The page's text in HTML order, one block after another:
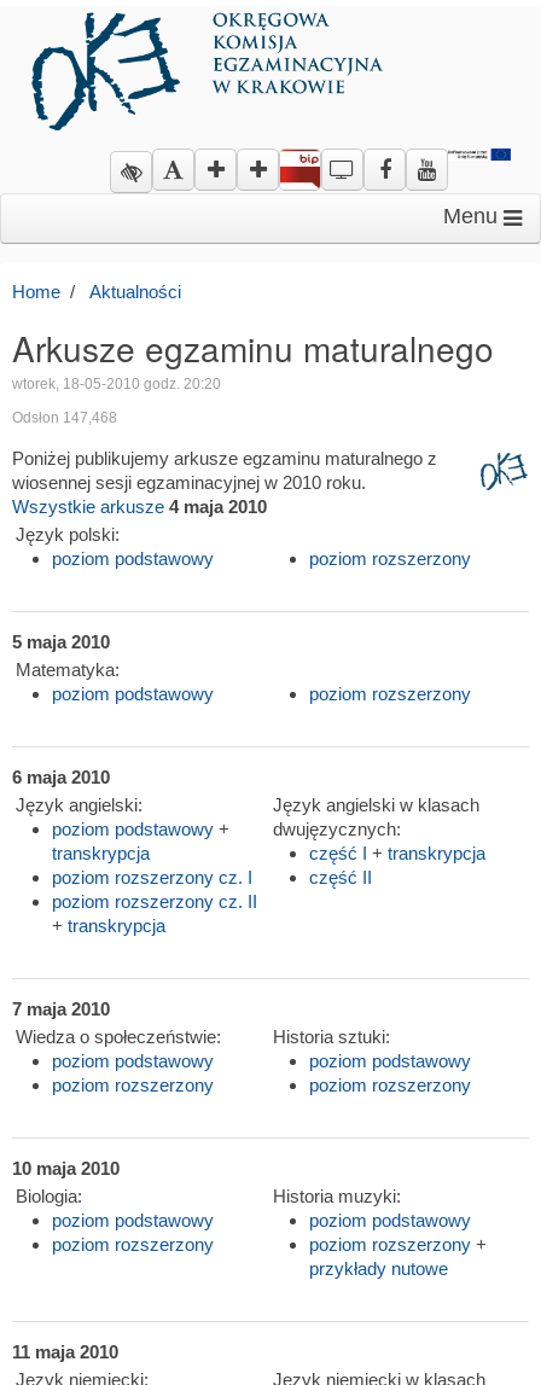
Menu
Home Aktualności
Arkusze egzaminu maturalnego
wtorek, 18-05-2010 godz. 20:20
Odsłon 147,468
Poniżej publikujemy arkusze egzaminu maturalnego z
wiosennej sesji egzaminacyjnej w 2010 roku.
Wszystkie arkusze 4 maja 2010
Język polski:
poziom podstawowy
poziom rozszerzony
5 maja 2010
Matematyka:
poziom podstawowy
poziom rozszerzony
6 maja 2010
Język angielski:
poziom podstawowy +
transkrypcja
poziom rozszerzony cz. I
poziom rozszerzony cz. II
+ transkrypcja
Język angielski w klasach
dwujęzycznych:
część I + transkrypcja
część II
7 maja 2010
Wiedza o społeczeństwie:
poziom podstawowy
poziom rozszerzony
Historia sztuki:
poziom podstawowy
poziom rozszerzony
10 maja 2010
Biologia:
poziom podstawowy
poziom rozszerzony
Historia muzyki:
poziom podstawowy
poziom rozszerzony +
przykłady nutowe
11 maja 2010
Język niemiecki:
Język niemiecki w klasach